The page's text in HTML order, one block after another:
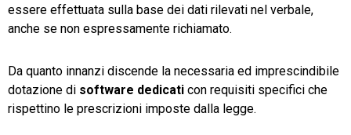
essere effettuata sulla base dei dati rilevati nel verbale,
anche se non espressamente richiamato.
Da quanto innanzi discende la necessaria ed imprescindibile
dotazione di software dedicati con requisiti specifici che
rispettino le prescrizioni imposte dalla legge.